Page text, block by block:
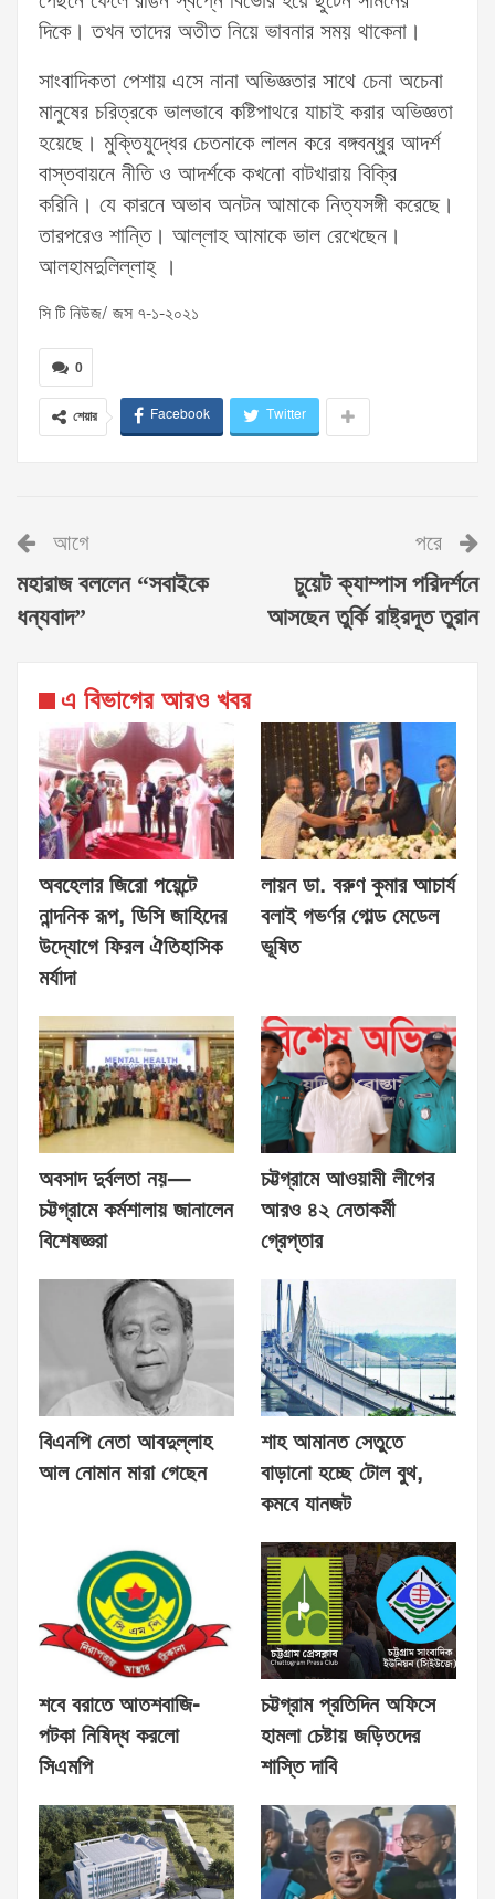
দিকে। তখন তাদের অতীত নিয়ে ভাবনার সময় থাকেনা।
সাংবাদিকতা পেশায় এসে নানা অভিজ্ঞতার সাথে চেনা অচেনা
মানুষের চরিত্রকে ভালভাবে কষ্টিপাথরে যাচাই করার অভিজ্ঞতা
হয়েছে। মুক্তিযুদ্ধের চেতনাকে লালন করে বঙ্গবন্ধুর আদর্শ
বাস্তবায়নে নীতি ও আদর্শকে কখনো বাটখারায় বিক্রি
করিনি। যে কারনে অভাব অনটন আমাকে নিত্যসঙ্গী করেছে।
তারপরেও শান্তি। আল্লাহ আমাকে ভাল রেখেছেন।
আলহামদুলিল্লাহ্ ।
সি টি নিউজ/ জস ৭-১-২০২১
0
শেয়ার Facebook Twitter
আগে
মহারাজ বললেন “সবাইকে
ধন্যবাদ”
পরে
চুয়েট ক্যাম্পাস পরিদর্শনে
আসছেন তুর্কি রাষ্ট্রদূত তুরান
এ বিভাগের আরও খবর
অবহেলার জিরো পয়েন্টে
নান্দনিক রূপ, ডিসি জাহিদের
উদ্যোগে ফিরল ঐতিহাসিক
মর্যাদা
লায়ন ডা. বরুণ কুমার আচার্য
বলাই গভর্ণর গোল্ড মেডেল
ভূষিত
অবসাদ দুর্বলতা নয়—
চট্টগ্রামে কর্মশালায় জানালেন
বিশেষজ্ঞরা
চট্টগ্রামে আওয়ামী লীগের
আরও ৪২ নেতাকর্মী
গ্রেপ্তার
বিএনপি নেতা আবদুল্লাহ
আল নোমান মারা গেছেন
শাহ আমানত সেতুতে
বাড়ানো হচ্ছে টোল বুথ,
কমবে যানজট
শবে বরাতে আতশবাজি-
পটকা নিষিদ্ধ করলো
সিএমপি
চট্টগ্রাম প্রতিদিন অফিসে
হামলা চেষ্টায় জড়িতদের
শাস্তি দাবি